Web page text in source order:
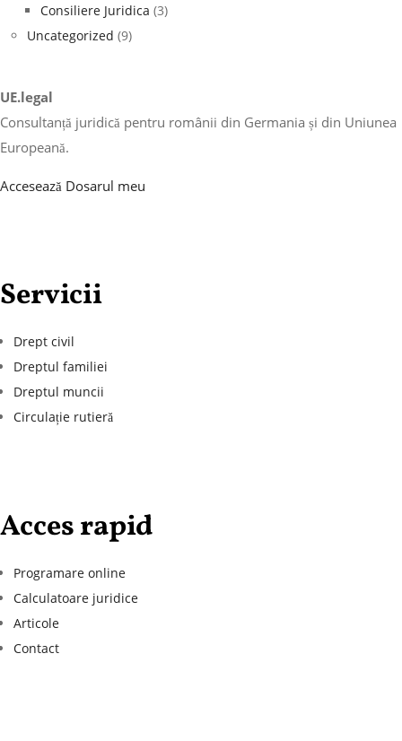
Consiliere Juridica (3)
Uncategorized (9)
UE.legal
Consultanță juridică pentru românii din Germania și din Uniunea
Europeană.
Accesează Dosarul meu
Servicii
Drept civil
Dreptul familiei
Dreptul muncii
Circulație rutieră
Acces rapid
Programare online
Calculatoare juridice
Articole
Contact